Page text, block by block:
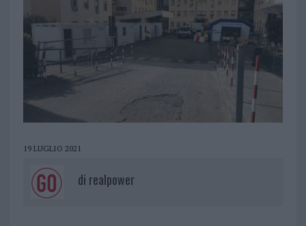
19 LUGLIO 2021
di realpower